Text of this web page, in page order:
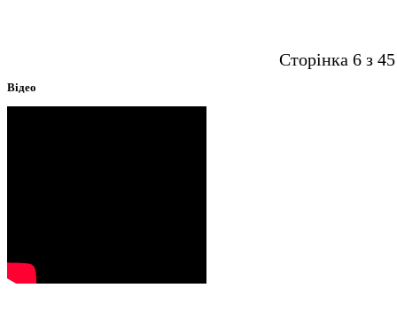
Сторінка 6 з 45
Відео